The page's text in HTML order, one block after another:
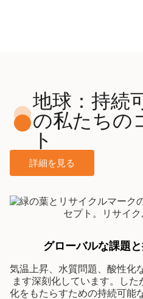
地球：持続
の私たちの
ト
詳細を見る
グローバルな課題
気温上昇、水質問題、酸性化
ます深刻化しています。し
化をもたらすための持続可能